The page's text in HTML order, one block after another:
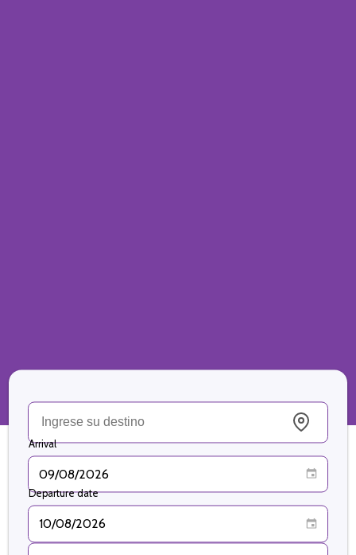
Arrival
Departure date
Room Type